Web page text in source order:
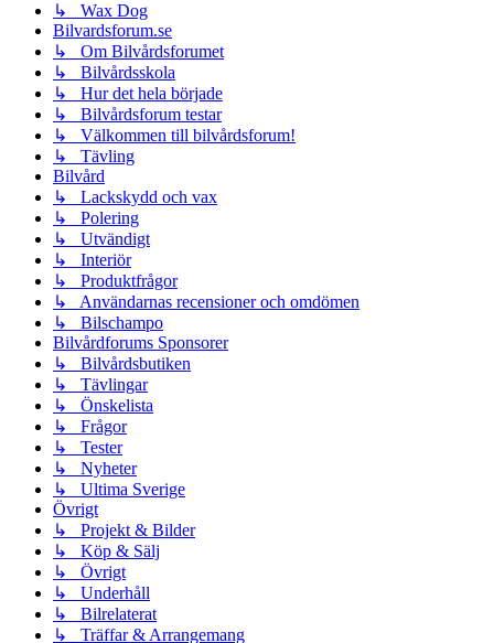
↳ Wax Dog
Bilvardsforum.se
↳ Om Bilvårdsforumet
↳ Bilvårdsskola
↳ Hur det hela började
↳ Bilvårdsforum testar
↳ Välkommen till bilvårdsforum!
↳ Tävling
Bilvård
↳ Lackskydd och vax
↳ Polering
↳ Utvändigt
↳ Interiör
↳ Produktfrågor
↳ Användarnas recensioner och omdömen
↳ Bilschampo
Bilvårdforums Sponsorer
↳ Bilvårdsbutiken
↳ Tävlingar
↳ Önskelista
↳ Frågor
↳ Tester
↳ Nyheter
↳ Ultima Sverige
Övrigt
↳ Projekt & Bilder
↳ Köp & Sälj
↳ Övrigt
↳ Underhåll
↳ Bilrelaterat
↳ Träffar & Arrangemang